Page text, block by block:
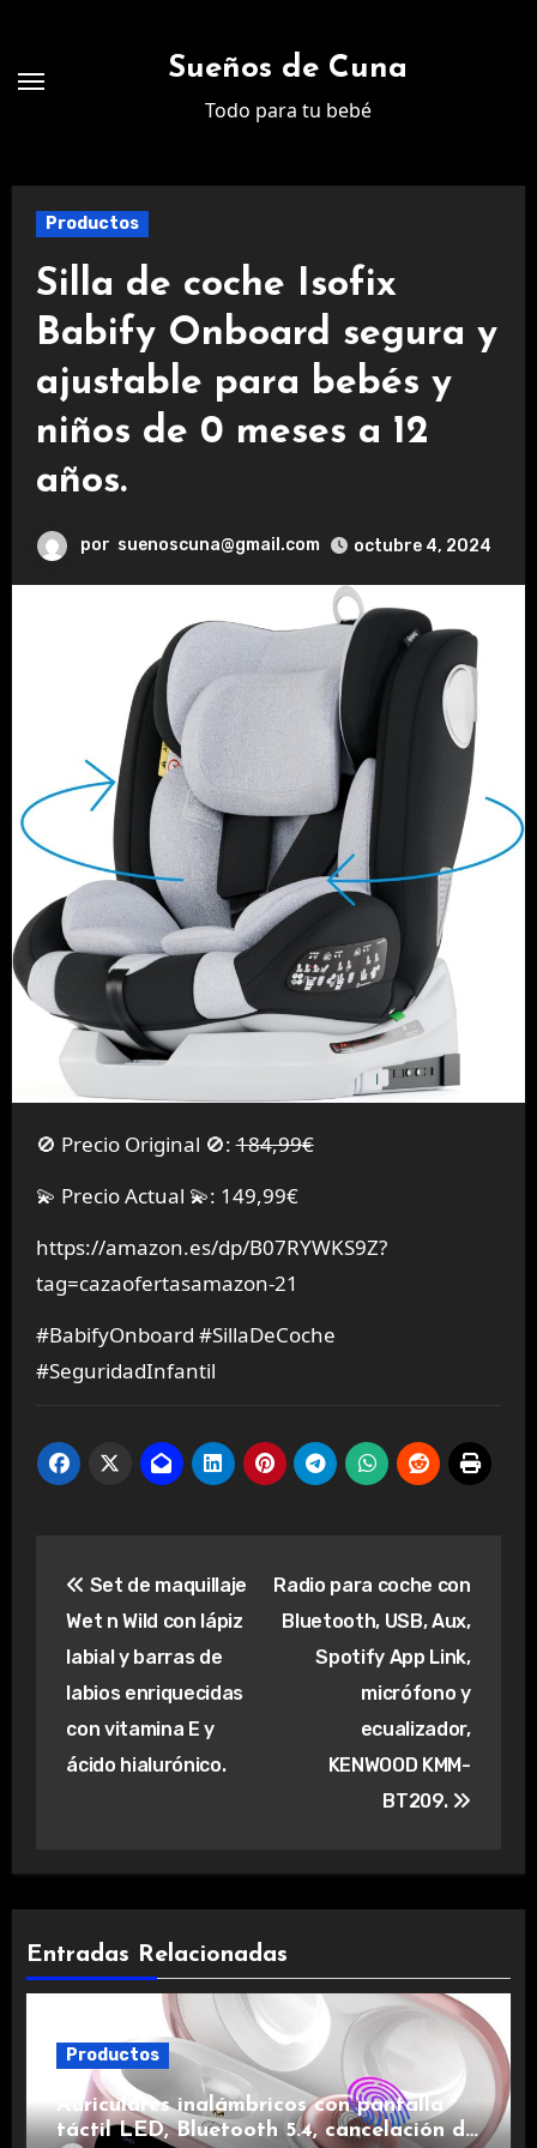
contenido
Sueños de Cuna
Todo para tu bebé
Productos
Silla de coche Isofix
Babify Onboard segura y
ajustable para bebés y
niños de 0 meses a 12
años.
por suenoscuna@gmail.com octubre 4, 2024
🚫 Precio Original 🚫:184,99€
💫 Precio Actual 💫: 149,99€
https://amazon.es/dp/B07RYWKS9Z?
tag=cazaofertasamazon-21
#BabifyOnboard #SillaDeCoche
#SeguridadInfantil
de
entradas
Set de maquillaje
Wet n Wild con lápiz
labial y barras de
labios enriquecidas
con vitamina E y
ácido hialurónico.
Radio para coche con
Bluetooth, USB, Aux,
Spotify App Link,
micrófono y
ecualizador,
KENWOOD KMM-
BT209.
Entradas Relacionadas
Productos
Auriculares inalámbricos con pantalla
táctil LED, Bluetooth 5.4, cancelación de